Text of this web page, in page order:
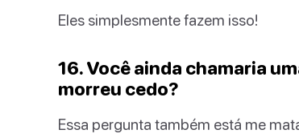
Eles simplesmente fazem isso!
16. Você ainda chamaria
morreu cedo?
Essa pergunta também está me